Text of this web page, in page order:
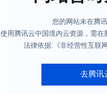
您的网站未在腾
使用腾讯云中国境内云资源，需
法律依据:《非经营性互联
去腾讯